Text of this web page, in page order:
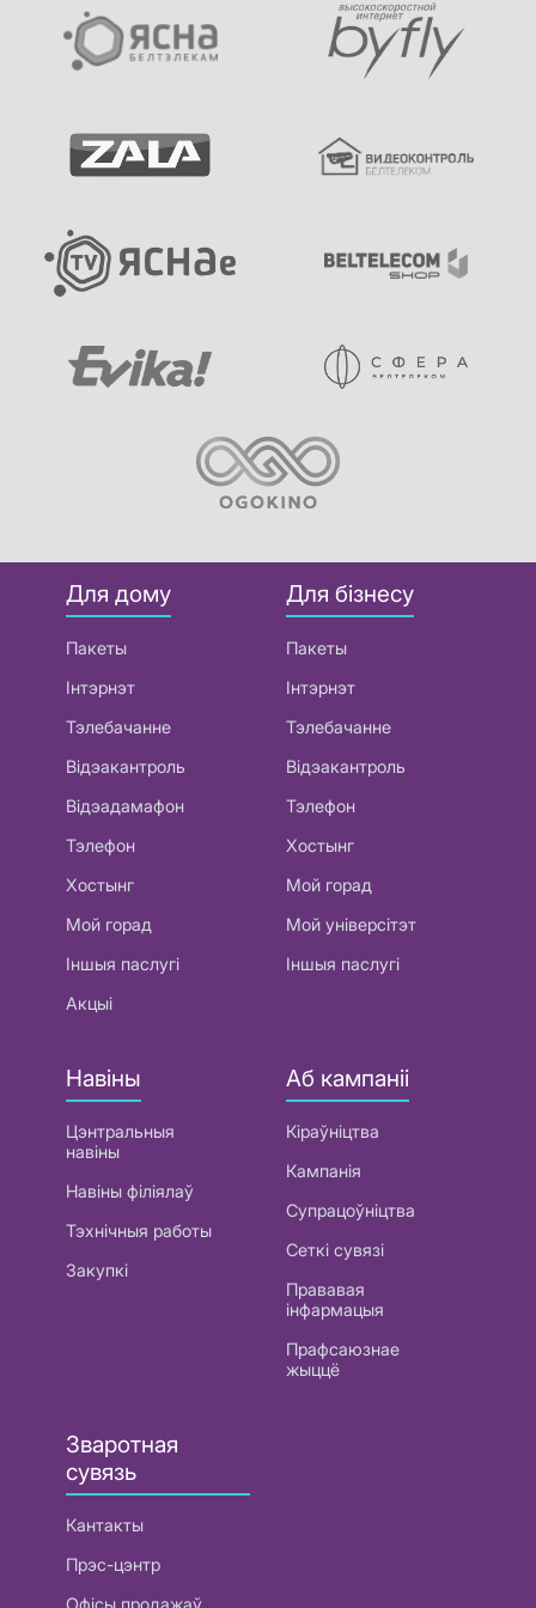
Для дому
Пакеты
Інтэрнэт
Тэлебачанне
Відэакантроль
Відэадамафон
Тэлефон
Хостынг
Мой горад
Іншыя паслугі
Акцыі
Для бізнесу
Пакеты
Інтэрнэт
Тэлебачанне
Відэакантроль
Тэлефон
Хостынг
Мой горад
Мой універсітэт
Іншыя паслугі
Навіны
Цэнтральныя
навіны
Навіны філіялаў
Тэхнічныя работы
Закупкі
Аб кампаніі
Кіраўніцтва
Кампанія
Супрацоўніцтва
Сеткі сувязі
Прававая
інфармацыя
Прафсаюзнае
жыццё
Зваротная
сувязь
Кантакты
Прэс-цэнтр